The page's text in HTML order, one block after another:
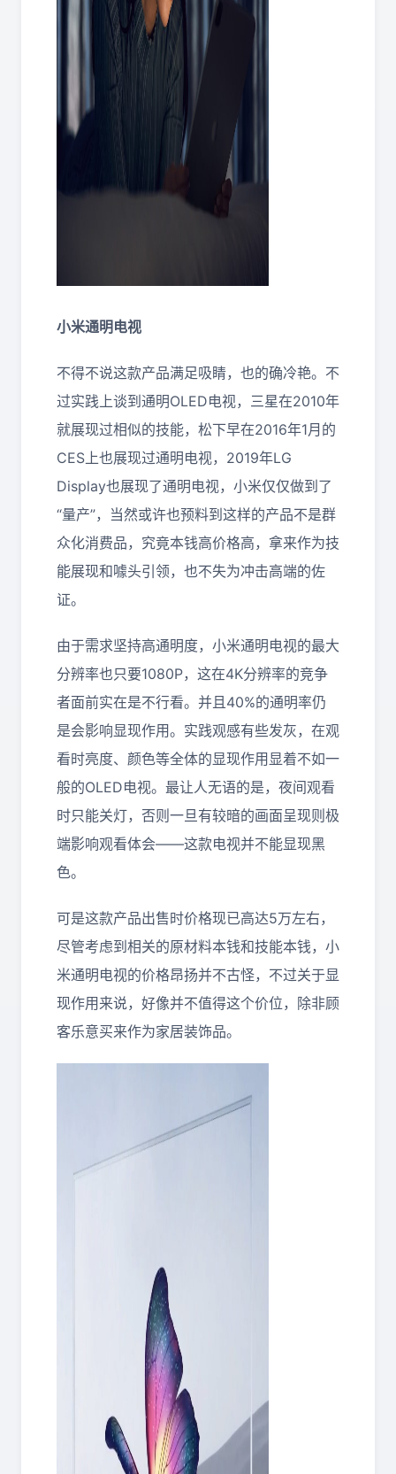
小米通明电视
不得不说这款产品满足吸睛，也的确冷艳。不
过实践上谈到通明OLED电视，三星在2010年
就展现过相似的技能，松下早在2016年1月的
CES上也展现过通明电视，2019年LG
Display也展现了通明电视，小米仅仅做到了
“量产”，当然或许也预料到这样的产品不是群
众化消费品，究竟本钱高价格高，拿来作为技
能展现和噱头引领，也不失为冲击高端的佐
证。
由于需求坚持高通明度，小米通明电视的最大
分辨率也只要1080P，这在4K分辨率的竞争
者面前实在是不行看。并且40%的通明率仍
是会影响显现作用。实践观感有些发灰，在观
看时亮度、颜色等全体的显现作用显着不如一
般的OLED电视。最让人无语的是，夜间观看
时只能关灯，否则一旦有较暗的画面呈现则极
端影响观看体会——这款电视并不能显现黑
色。
可是这款产品出售时价格现已高达5万左右，
尽管考虑到相关的原材料本钱和技能本钱，小
米通明电视的价格昂扬并不古怪，不过关于显
现作用来说，好像并不值得这个价位，除非顾
客乐意买来作为家居装饰品。